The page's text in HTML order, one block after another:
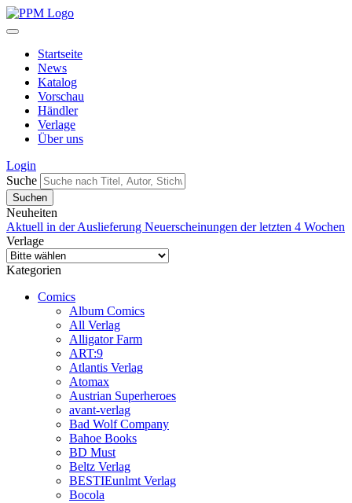
Startseite
News
Katalog
Vorschau
Händler
Verlage
Über uns
Login
Suche
Neuheiten
Aktuell in der Auslieferung Neuerscheinungen der letzten 4 Wochen
Verlage
Kategorien
Comics
Album Comics
All Verlag
Alligator Farm
ART:9
Atlantis Verlag
Atomax
Austrian Superheroes
avant-verlag
Bad Wolf Company
Bahoe Books
BD Must
Beltz Verlag
BESTIEunlmt Verlag
Bocola